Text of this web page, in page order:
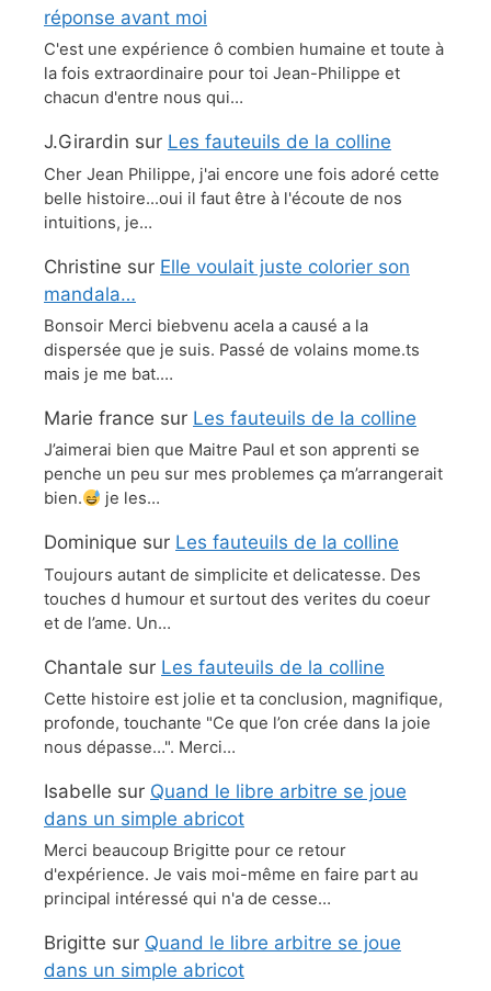
réponse avant moi
C'est une expérience ô combien humaine et toute à
la fois extraordinaire pour toi Jean-Philippe et
chacun d'entre nous qui…
J.Girardin sur Les fauteuils de la colline
Cher Jean Philippe, j'ai encore une fois adoré cette
belle histoire...oui il faut être à l'écoute de nos
intuitions, je…
Christine sur Elle voulait juste colorier son
mandala…
Bonsoir Merci biebvenu acela a causé a la
dispersée que je suis. Passé de volains mome.ts
mais je me bat.…
Marie france sur Les fauteuils de la colline
J’aimerai bien que Maitre Paul et son apprenti se
penche un peu sur mes problemes ça m’arrangerait
bien.
je les…
Dominique sur Les fauteuils de la colline
Toujours autant de simplicite et delicatesse. Des
touches d humour et surtout des verites du coeur
et de l’ame. Un…
Chantale sur Les fauteuils de la colline
Cette histoire est jolie et ta conclusion, magnifique,
profonde, touchante "Ce que l’on crée dans la joie
nous dépasse…". Merci…
Isabelle sur Quand le libre arbitre se joue
dans un simple abricot
Merci beaucoup Brigitte pour ce retour
d'expérience. Je vais moi-même en faire part au
principal intéressé qui n'a de cesse…
Brigitte sur Quand le libre arbitre se joue
dans un simple abricot